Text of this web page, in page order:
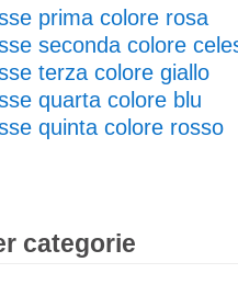
prima colore rosa
seconda colore
terza colore giallo
quarta colore blu
quinta colore rosso
categorie